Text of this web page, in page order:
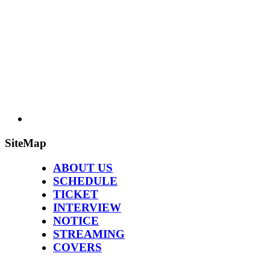
SiteMap
ABOUT US
SCHEDULE
TICKET
INTERVIEW
NOTICE
STREAMING
COVERS